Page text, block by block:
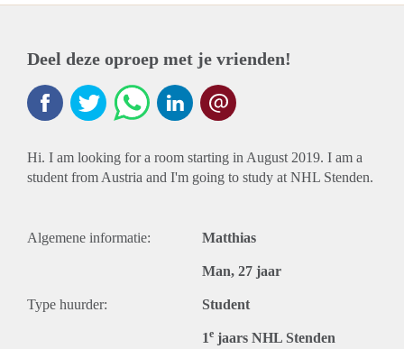
Deel deze oproep met je vrienden!
Hi. I am looking for a room starting in August 2019. I am a
student from Austria and I'm going to study at NHL Stenden.
Algemene informatie: Matthias
Man, 27 jaar
Type huurder: Student
1e jaars NHL Stenden